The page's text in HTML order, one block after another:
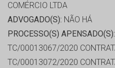
COMÉRCIO LTDA
ADVOGADO(S): NÃO HÁ
PROCESSO(S) APENSADO(S):
TC/00013067/2020
TC/00013072/2020